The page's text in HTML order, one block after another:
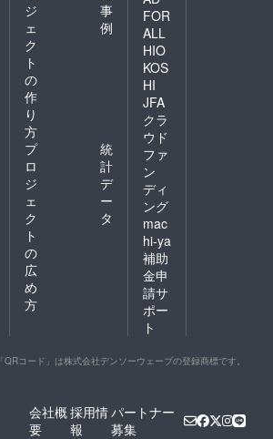
ジ
ェ
ク
ト
の
作
り
方
事
例
プ
ロ
ジ
ェ
ク
ト
の
広
め
方
統
計
デ
ー
タ
FOR
ALL
HIO
KOS
HI
JFA
クラ
ウド
ファ
ン
ディ
ング
mac
hi-ya
補助
金申
請サ
ポー
ト
「QRコード」は株式会社デンソーウェーブの登録商標です。
会社概
要
採用情
報
パートナー
募集